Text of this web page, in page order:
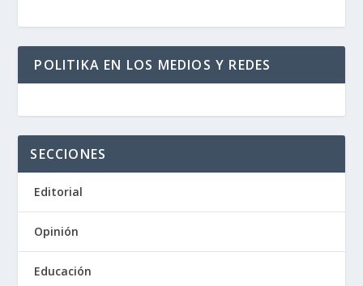
POLITIKA EN LOS MEDIOS Y REDES
SECCIONES
Editorial
Opinión
Educación